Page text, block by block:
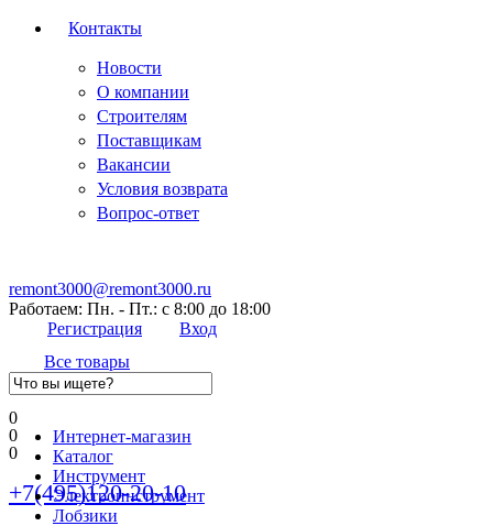
Контакты
Новости
О компании
Строителям
Поставщикам
Вакансии
Условия возврата
Вопрос-ответ
remont3000@remont3000.ru
Работаем: Пн. - Пт.: с 8:00 до 18:00
Регистрация
Вход
Все товары
0
0
0
+7(495)120-20-10
Интернет-магазин
Каталог
Инструмент
Электроинструмент
Лобзики